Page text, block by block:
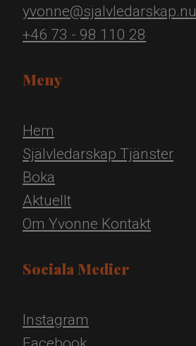
yvonne@sjalvledarskap.nu
+46 73 - 98 110 28
Meny
Hem
Självledarskap Tjänster
Boka
Aktuellt
Om Yvonne Kontakt
Sociala Medier
Instagram